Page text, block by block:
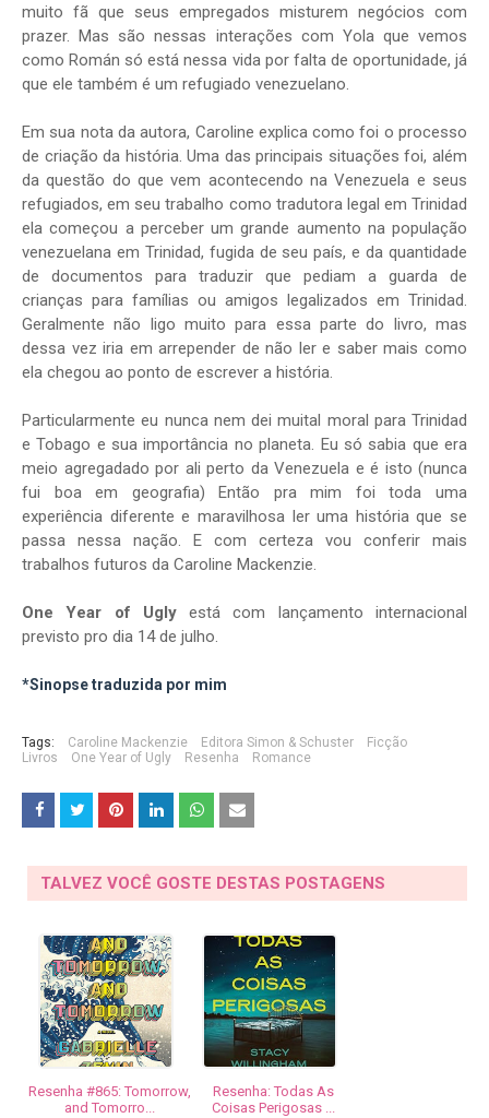
muito fã que seus empregados misturem negócios com
prazer. Mas são nessas interações com Yola que vemos
como Román só está nessa vida por falta de oportunidade, já
que ele também é um refugiado venezuelano.
Em sua nota da autora, Caroline explica como foi o processo
de criação da história. Uma das principais situações foi, além
da questão do que vem acontecendo na Venezuela e seus
refugiados, em seu trabalho como tradutora legal em Trinidad
ela começou a perceber um grande aumento na população
venezuelana em Trinidad, fugida de seu país, e da quantidade
de documentos para traduzir que pediam a guarda de
crianças para famílias ou amigos legalizados em Trinidad.
Geralmente não ligo muito para essa parte do livro, mas
dessa vez iria em arrepender de não ler e saber mais como
ela chegou ao ponto de escrever a história.
Particularmente eu nunca nem dei muital moral para Trinidad
e Tobago e sua importância no planeta. Eu só sabia que era
meio agregadado por ali perto da Venezuela e é isto (nunca
fui boa em geografia) Então pra mim foi toda uma
experiência diferente e maravilhosa ler uma história que se
passa nessa nação. E com certeza vou conferir mais
trabalhos futuros da Caroline Mackenzie.
One Year of Uglyestá com lançamento internacional
previsto pro dia 14 de julho.
*Sinopse traduzida por mim
Tags: Caroline Mackenzie Editora Simon & Schuster
Ficção
Livros
One Year of Ugly Resenha Romance
TALVEZ VOCÊ GOSTE DESTAS POSTAGENS
Resenha #865: Tomorrow,
and Tomorro...
Resenha: Todas As
Coisas Perigosas ...